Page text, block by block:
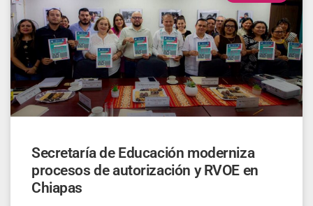
Secretaría de Educación moderniza
procesos de autorización y RVOE en
Chiapas